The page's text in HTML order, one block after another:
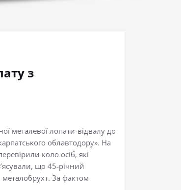
з
металевої лопати-відвалу до
облавтодору». На
коло осіб, які
що 45-річний
За фактом